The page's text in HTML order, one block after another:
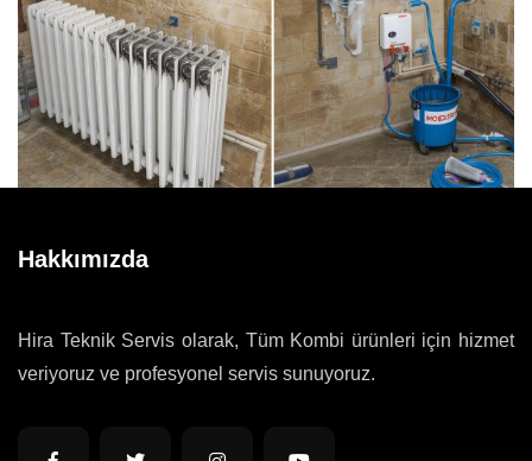
Hakkımızda
Hira Teknik Servis olarak, Tüm Kombi ürünleri için hizmet
veriyoruz ve profesyonel servis sunuyoruz.